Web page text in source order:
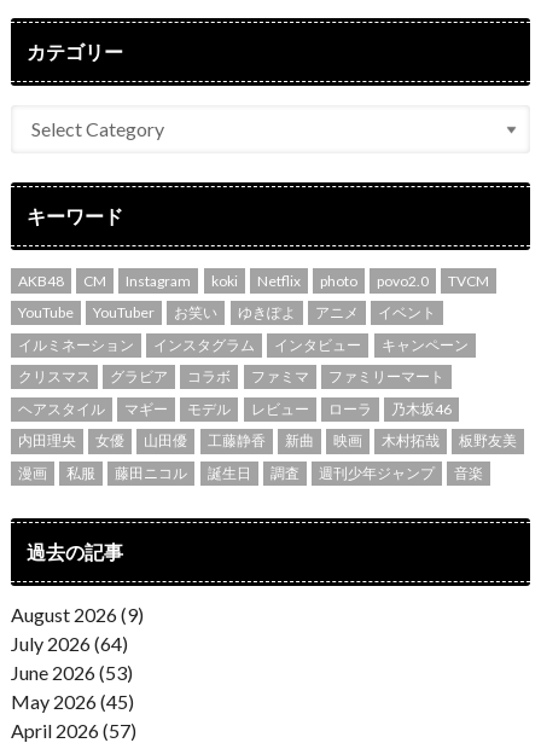
カテゴリー
キーワード
AKB48 CM Instagram koki Netflix photo povo2.0
TVCM
YouTube
YouTuber お笑い ゆきぽよ アニメ
イベント
イルミネーション
インスタグラム インタビュー
キャンペーン
クリスマス
グラビア コラボ ファミマ
ファミリーマート
ヘアスタイル
マギー モデル レビュー ローラ
乃木坂46
内田理央
女優 山田優 工藤静香 新曲 映画 木村拓哉
板野友美
漫画
私服 藤田ニコル 誕生日 調査 週刊少年ジャンプ 音楽
過去の記事
August 2026 (9)
July 2026 (64)
June 2026 (53)
May 2026 (45)
April 2026 (57)